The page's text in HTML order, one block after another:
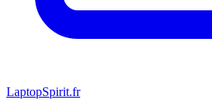
LaptopSpirit.fr